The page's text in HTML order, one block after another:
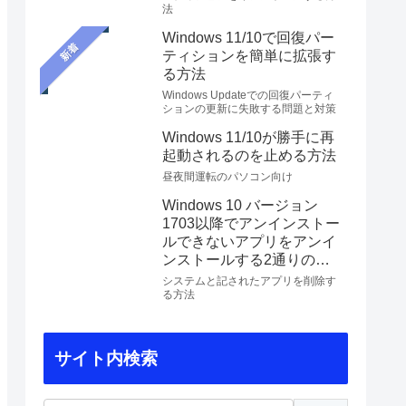
法
新着
Windows 11/10で回復パー
ティションを簡単に拡張す
る方法
Windows Updateでの回復パーティ
ションの更新に失敗する問題と対策
Windows 11/10が勝手に再
起動されるのを止める方法
昼夜間運転のパソコン向け
Windows 10 バージョン
1703以降でアンインストー
ルできないアプリをアンイ
ンストールする2通りの方
法
システムと記されたアプリを削除す
る方法
サイト内検索